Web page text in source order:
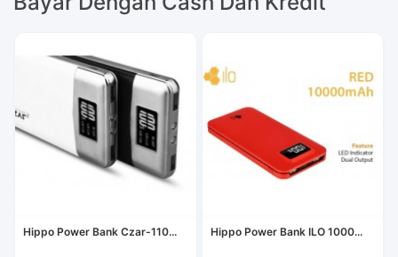
Hippo Power Bank Czar-110... Hippo Power Bank ILO 1000...